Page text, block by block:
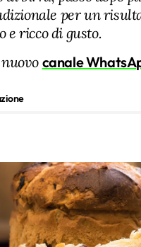
per un
e ricco di gusto.
canale